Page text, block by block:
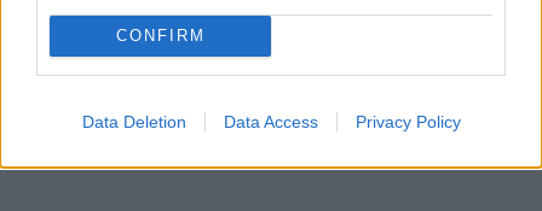
CONFIRM
Data Deletion Data Access Privacy Policy